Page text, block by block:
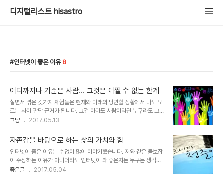
디지털리스트 hisastro
인터넷이 좋은 이유 8
어디까지나 기준은 사람... 그것은 어쩔 수 없는 한계
살면서 겪은 갖가지 체험들은 현재와 미래의 당면할 상황에서 나도 모
르는 사이 판단 근거가 됩니다. 그건 아마도 사람이라면 누구라도 그럴
것이라고 생각합니다. 여기서 체험이란 그 형태와 종류 혹은 성격들이
합니다. 이를 테면 "체험하러 간다"라는 말에서 느껴지는 그런 것만이
체험이라고 할 수는 없다는 겁니다. 또한 구분하자면 끝이 없을 테구
요. 직간접적이라는 말을 붙여 사용할 땐 그 범위는 산정하기 어려울
만큼 확대됩니다. 지식정보 사회라고 하는 인터넷을 대명사로 하는 현
재의 네트워크 환경에서는 더더욱 그렇습니다. 지식정보 사회...되돌아
그냥 2017.05.13
자존감을 바탕으로 하는 삶의 가치와 힘
인터넷이 좋은 이유는 수없이 많이 이야기했습니다. 저와 같은 듣보잡
이 주장하는 이유가 아니더라도 인터넷이 왜 좋은지는 누구든 생각할
수 있을 겁니다. 그런데, 이런 건 좀 다른 측면이라고 생각합니다. 일반
좋은글 2017.05.04